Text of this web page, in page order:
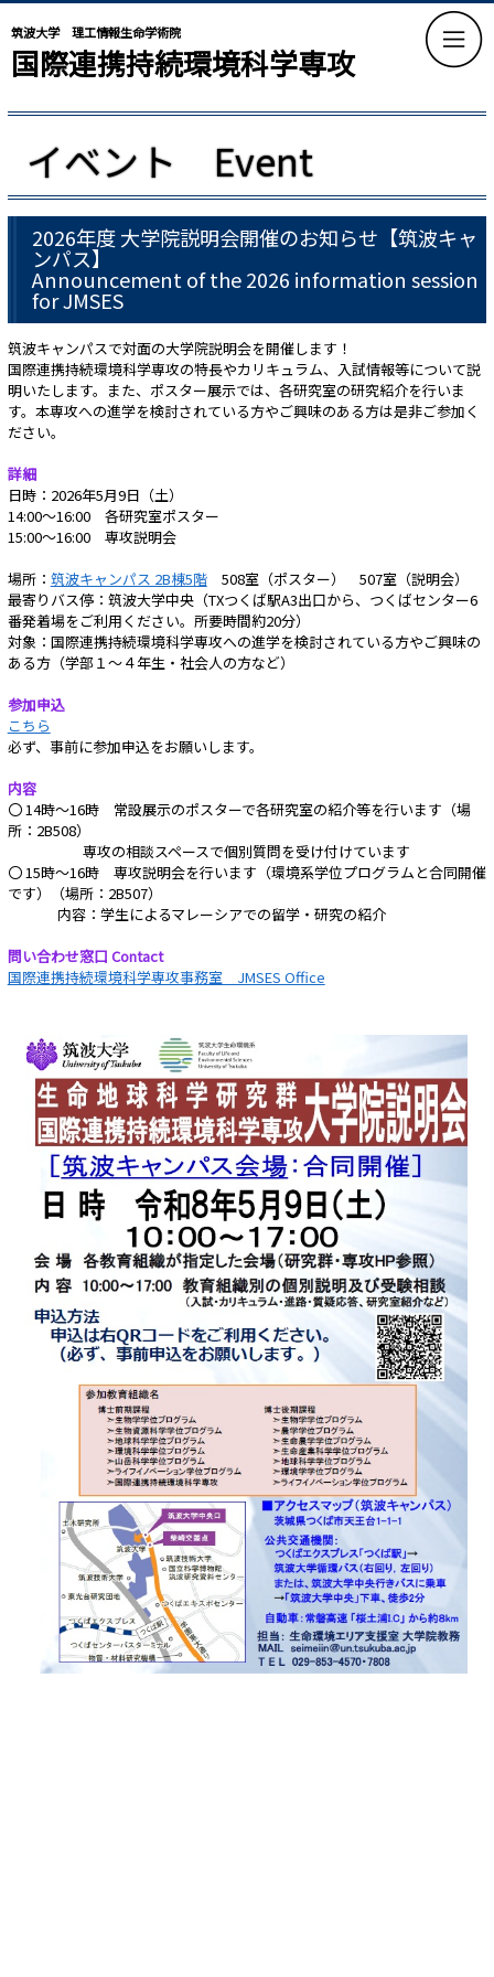
筑波大学 理工情報生命学術院
国際連携持続環境科学専攻
イベント Event
2026年度 大学院説明会開催のお知らせ【筑波キャ
ンパス】
Announcement of the 2026 information session
for JMSES
筑波キャンパスで対面の大学院説明会を開催します！
国際連携持続環境科学専攻の特長やカリキュラム、入試情報等について説
明いたします。また、ポスター展示では、各研究室の研究紹介を行いま
す。本専攻への進学を検討されている方やご興味のある方は是非ご参加く
ださい。
詳細
日時：2026年5月9日（土）
14:00～16:00 各研究室ポスター
15:00～16:00 専攻説明会
場所： 筑波キャンパス 2B棟5階508室（ポスター） 507室（説明会）
最寄りバス停：筑波大学中央（TXつくば駅A3出口から、つくばセンター6
番発着場をご利用ください。所要時間約20分）
対象：国際連携持続環境科学専攻への進学を検討されている方やご興味の
ある方（学部１～４年生・社会人の方など）
参加申込
こちら
必ず、事前に参加申込をお願いします。
内容
〇 14時～16時 常設展示のポスターで各研究室の紹介等を行います（場
所：2B508）
専攻の相談スペースで個別質問を受け付けています
〇 15時～16時 専攻説明会を行います（環境系学位プログラムと合同開催
です）（場所：2B507）
内容：学生によるマレーシアでの留学・研究の紹介
問い合わせ窓口 Contact
国際連携持続環境科学専攻事務室 JMSES Office